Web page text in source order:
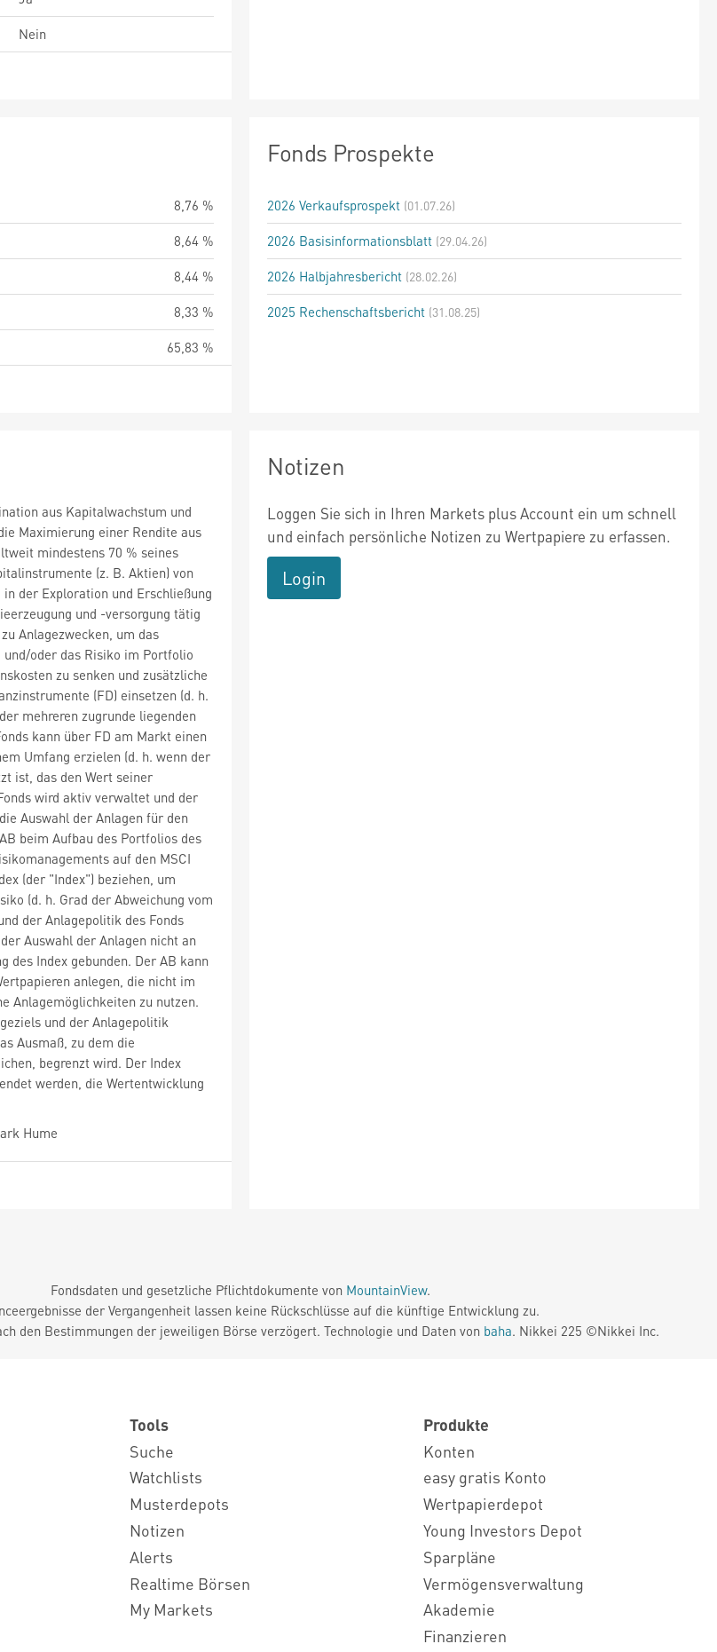
Nein
8,76 %
8,64 %
8,44 %
8,33 %
65,83 %
Fonds Prospekte
2026 Verkaufsprospekt (01.07.26)
2026 Basisinformationsblatt (29.04.26)
2026 Halbjahresbericht (28.02.26)
2025 Rechenschaftsbericht (31.08.25)
aus Kapitalwachstum und
Maximierung einer Rendite aus
mindestens 70 % seines
(z. B. Aktien) von
der Exploration und Erschließung
und -versorgung tätig
Anlagezwecken, um das
und/oder das Risiko im Portfolio
zu senken und zusätzliche
(FD) einsetzen (d. h.
mehreren zugrunde liegenden
kann über FD am Markt einen
Umfang erzielen (d. h. wenn der
ist, das den Wert seiner
wird aktiv verwaltet und der
Auswahl der Anlagen für den
beim Aufbau des Portfolios des
auf den MSCI
(der "Index") beziehen, um
(d. h. Grad der Abweichung vom
der Anlagepolitik des Fonds
Auswahl der Anlagen nicht an
des Index gebunden. Der AB kann
anlegen, die nicht im
Anlagemöglichkeiten zu nutzen.
und der Anlagepolitik
Ausmaß, zu dem die
begrenzt wird. Der Index
werden, die Wertentwicklung
Hume
Notizen
Loggen Sie sich in Ihren Markets plus Account ein um schnell
und einfach persönliche Notizen zu Wertpapiere zu erfassen.
Login
Fondsdaten und gesetzliche Pflichtdokumente von MountainView.
der Vergangenheit lassen keine Rückschlüsse auf die künftige Entwicklung zu.
den Bestimmungen der jeweiligen Börse verzögert. Technologie und Daten von baha. Nikkei 225 ©Nikkei Inc.
Tools
Suche
Watchlists
Musterdepots
Notizen
Alerts
Realtime Börsen
My Markets
Produkte
Konten
easy gratis Konto
Wertpapierdepot
Young Investors Depot
Sparpläne
Vermögensverwaltung
Akademie
Finanzieren